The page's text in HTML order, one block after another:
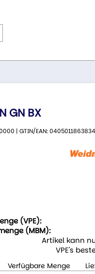
GN BX
| GTIN/EAN:
(VPE):
(MBM):
Artikel kann
VPE's
Verfügbare Menge